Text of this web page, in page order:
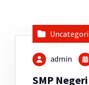
admin
SMP